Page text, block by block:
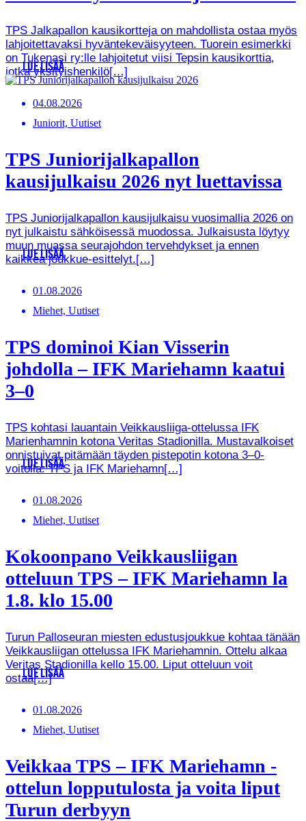
TPS Jalkapallon kausikortteja on mahdollista ostaa myös
lahjoitettavaksi hyväntekeväisyyteen. Tuorein esimerkki
on Tukenasi ry:lle lahjoitetut viisi Tepsin kausikorttia,
jotka yksityishenkilö[…]
LUE LISÄÄ
04.08.2026
Juniorit, Uutiset
TPS Juniorijalkapallon
kausijulkaisu 2026 nyt luettavissa
TPS Juniorijalkapallon kausijulkaisu vuosimallia 2026 on
nyt julkaistu sähköisessä muodossa. Julkaisusta löytyy
muun muassa seurajohdon tervehdykset ja ennen
kaikkea joukkue-esittelyt.[…]
LUE LISÄÄ
01.08.2026
Miehet, Uutiset
TPS dominoi Kian Visserin
johdolla – IFK Mariehamn kaatui
3–0
TPS kohtasi lauantain Veikkausliiga-ottelussa IFK
Marienhamnin kotona Veritas Stadionilla. Mustavalkoiset
onnistuivat pitämään täyden pistepotin kotona 3–0-
voitolla. TPS ja IFK Mariehamn[…]
LUE LISÄÄ
01.08.2026
Miehet, Uutiset
Kokoonpano Veikkausliigan
otteluun TPS – IFK Mariehamn la
1.8. klo 15.00
Turun Palloseuran miesten edustusjoukkue kohtaa tänään
Veikkausliigan ottelussa IFK Mariehamnin. Ottelu alkaa
Veritas Stadionilla kello 15.00. Liput otteluun voit
ostaa[…]
LUE LISÄÄ
01.08.2026
Miehet, Uutiset
Veikkaa TPS – IFK Mariehamn -
ottelun lopputulosta ja voita liput
Turun derbyyn